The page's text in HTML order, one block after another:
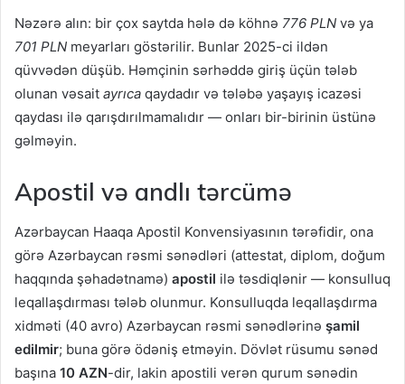
Nəzərə alın: bir çox saytda hələ də köhnə 776 PLN və ya
701 PLN meyarları göstərilir. Bunlar 2025-ci ildən
qüvvədən düşüb. Həmçinin sərhəddə giriş üçün tələb
olunan vəsait ayrıca qaydadır və tələbə yaşayış icazəsi
qaydası ilə qarışdırılmamalıdır — onları bir-birinin üstünə
gəlməyin.
Apostil və andlı tərcümə
Azərbaycan Haaqa Apostil Konvensiyasının tərəfidir, ona
görə Azərbaycan rəsmi sənədləri (attestat, diplom, doğum
haqqında şəhadətnamə) apostil ilə təsdiqlənir — konsulluq
leqallaşdırması tələb olunmur. Konsulluqda leqallaşdırma
xidməti (40 avro) Azərbaycan rəsmi sənədlərinə şamil
edilmir; buna görə ödəniş etməyin. Dövlət rüsumu sənəd
başına 10 AZN-dir, lakin apostili verən qurum sənədin